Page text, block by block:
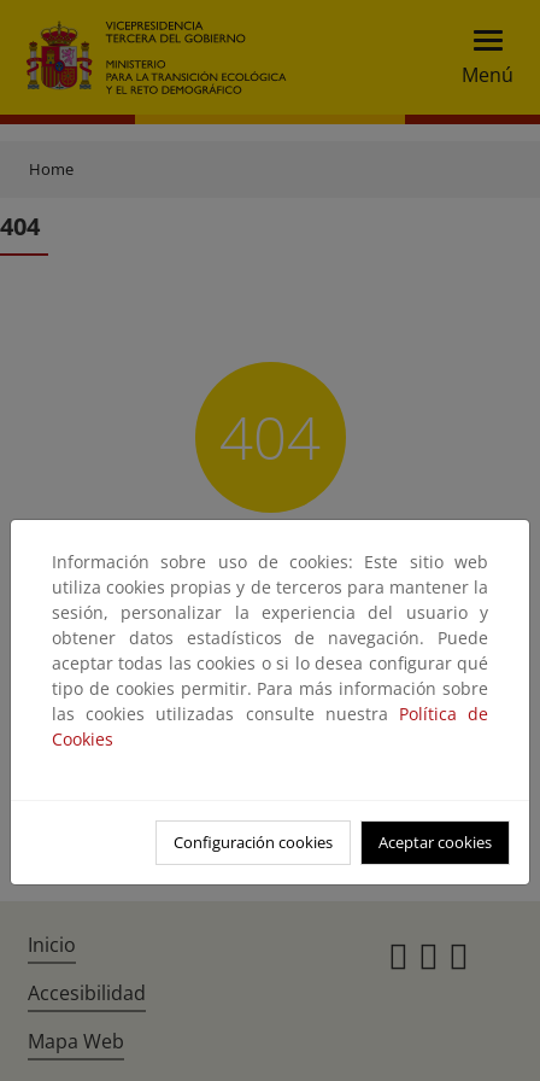
Menú
Home
404
404
No encontramos lo que nos pide
El contenido que ha solicitado no existe o no está disponible en este
momento.
Quizás pueda encontrarlo con el buscador
Información sobre uso de cookies: Este sitio web
utiliza cookies propias y de terceros para mantener la
sesión, personalizar la experiencia del usuario y
obtener datos estadísticos de navegación. Puede
aceptar todas las cookies o si lo desea configurar qué
tipo de cookies permitir. Para más información sobre
las cookies utilizadas consulte nuestra Política de
Cookies
Configuración cookies Aceptar cookies
Inicio
Accesibilidad
Mapa Web